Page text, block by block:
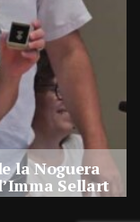
Balaguer